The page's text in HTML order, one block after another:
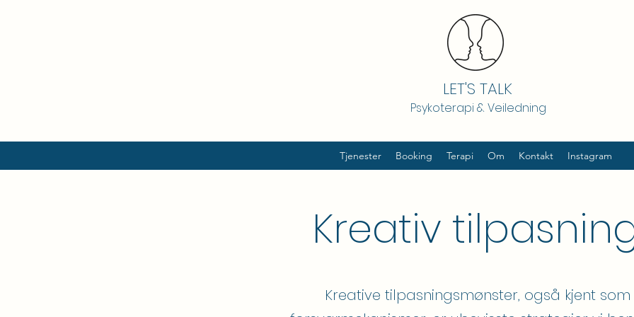
LET'S TALK
Psykoterapi & Veiledning
Tjenester Booking Terapi Om Kontakt Instagram
Kreativ
Kreative tilpasningsmønster, også kjent som